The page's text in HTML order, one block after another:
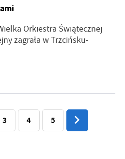
Orkiestra Świątecznej
zagrała w Trzcińsku-
3 4 5